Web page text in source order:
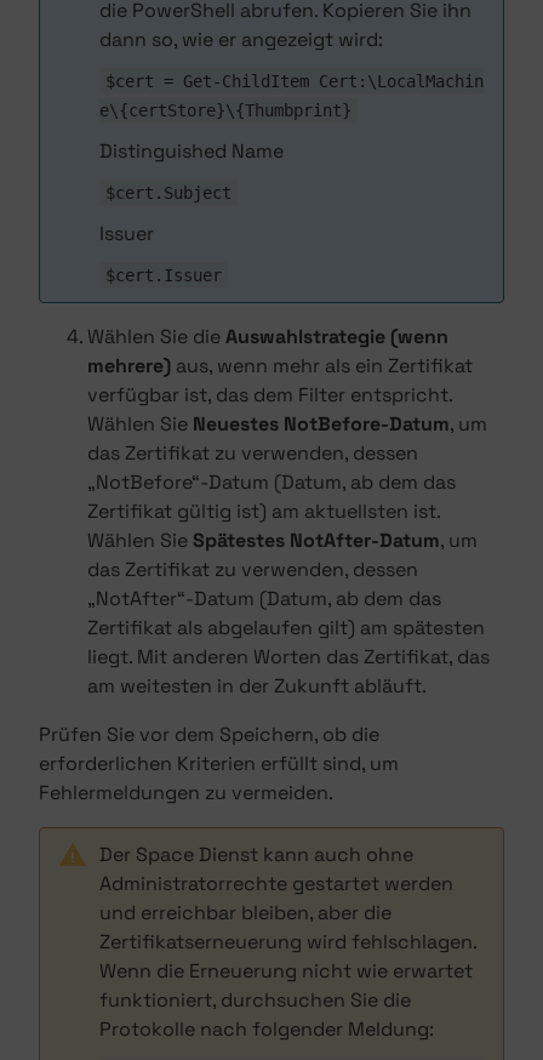
die PowerShell abrufen. Kopieren Sie ihn
dann so, wie er angezeigt wird:
$cert = Get-ChildItem Cert:\LocalMachin
e\{certStore}\{Thumbprint}
Distinguished Name
$cert.Subject
Issuer
$cert.Issuer
Wählen Sie dieAuswahlstrategie (wenn
mehrere) aus, wenn mehr als ein Zertifikat
verfügbar ist, das dem Filter entspricht.
Wählen Sie Neuestes NotBefore-Datum, um
das Zertifikat zu verwenden, dessen
„NotBefore“-Datum (Datum, ab dem das
Zertifikat gültig ist) am aktuellsten ist.
Wählen SieSpätestes NotAfter-Datum, um
das Zertifikat zu verwenden, dessen
„NotAfter“-Datum (Datum, ab dem das
Zertifikat als abgelaufen gilt) am spätesten
liegt. Mit anderen Worten das Zertifikat, das
am weitesten in der Zukunft abläuft.
Prüfen Sie vor dem Speichern, ob die
erforderlichen Kriterien erfüllt sind, um
Fehlermeldungen zu vermeiden.
Der Space Dienst kann auch ohne
Administratorrechte gestartet werden
und erreichbar bleiben, aber die
Zertifikatserneuerung wird fehlschlagen.
Wenn die Erneuerung nicht wie erwartet
funktioniert, durchsuchen Sie die
Protokolle nach folgender Meldung: